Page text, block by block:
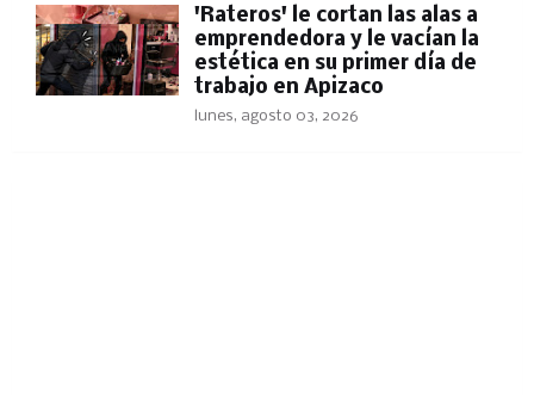
'Rateros' le cortan las alas a
emprendedora y le vacían la
estética en su primer día de
trabajo en Apizaco
lunes, agosto 03, 2026